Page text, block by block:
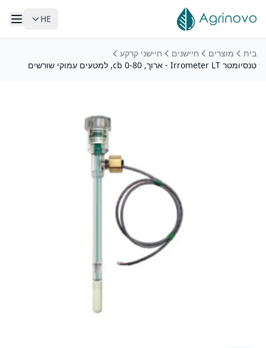
HE
בית מוצרים חיישנים
חיישני קרקע
טנסיומטר Irrometer LT - ארוך, 0-80 cb, למטעים עמוקי שורשים